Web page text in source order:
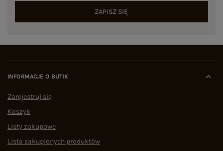
ZAPISZ SIĘ
INFORMACJE O BUTIK
Zarejestruj się
Koszyk
Listy zakupowe
Lista zakupionych produktów